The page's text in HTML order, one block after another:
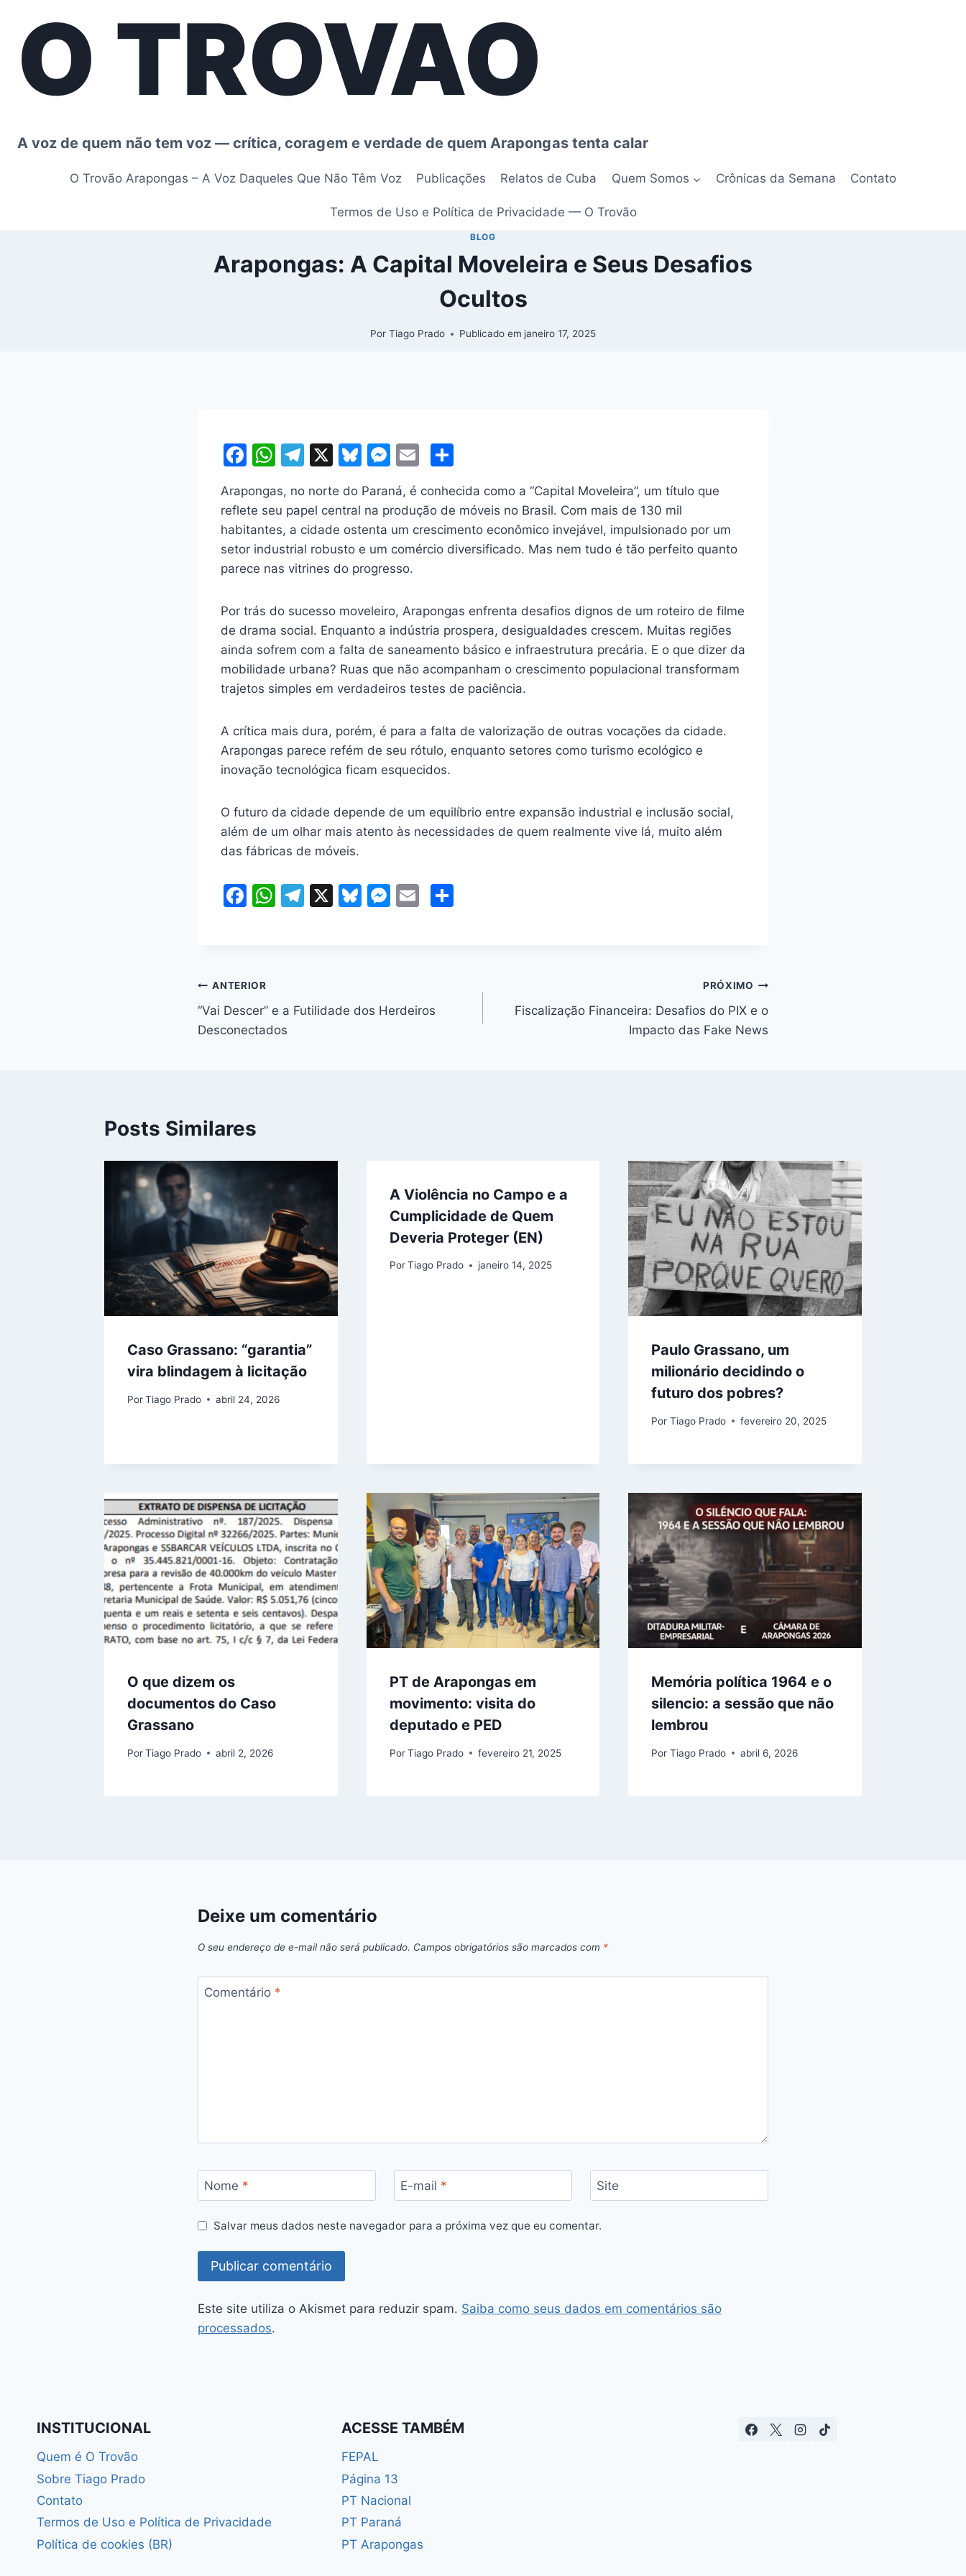
Conteúdo
O TROVAO
A voz de quem não tem voz — crítica, coragem e verdade de quem Arapongas tenta calar
O Trovão Arapongas – A Voz Daqueles Que Não Têm Voz Publicações Relatos de Cuba Quem Somos Crônicas da Semana Contato
Termos de Uso e Política de Privacidade — O Trovão
BLOG
Arapongas: A Capital Moveleira e Seus Desafios
Ocultos
Por Tiago Prado Publicado em janeiro 17, 2025
F
c
e
b
o
k
W
at
s
A
p
T
e
gr
a
m
X
Bl
e
s
k
y
M
s
s
e
n
er
E
ai
l
ar
e
Arapongas, no norte do Paraná, é conhecida como a “Capital Moveleira”, um título que
reflete seu papel central na produção de móveis no Brasil. Com mais de 130 mil
habitantes, a cidade ostenta um crescimento econômico invejável, impulsionado por um
setor industrial robusto e um comércio diversificado. Mas nem tudo é tão perfeito quanto
parece nas vitrines do progresso.
Por trás do sucesso moveleiro, Arapongas enfrenta desafios dignos de um roteiro de filme
de drama social. Enquanto a indústria prospera, desigualdades crescem. Muitas regiões
ainda sofrem com a falta de saneamento básico e infraestrutura precária. E o que dizer da
mobilidade urbana? Ruas que não acompanham o crescimento populacional transformam
trajetos simples em verdadeiros testes de paciência.
A crítica mais dura, porém, é para a falta de valorização de outras vocações da cidade.
Arapongas parece refém de seu rótulo, enquanto setores como turismo ecológico e
inovação tecnológica ficam esquecidos.
O futuro da cidade depende de um equilíbrio entre expansão industrial e inclusão social,
além de um olhar mais atento às necessidades de quem realmente vive lá, muito além
das fábricas de móveis.
F
b
o
o
W
p
p
T
m
X
Bl
y
M
n
E
Navegação
de
ANTERIOR
“Vai Descer” e a Futilidade dos Herdeiros
Desconectados
PRÓXIMO
Fiscalização Financeira: Desafios do PIX e o
Impacto das Fake News
Posts Similares
Caso Grassano: “garantia”
vira blindagem à licitação
PorTiago Prado abril 24, 2026
A Violência no Campo e a
Cumplicidade de Quem
Deveria Proteger (EN)
Por Tiago Prado janeiro 14, 2025
Paulo Grassano, um
milionário decidindo o
futuro dos pobres?
Por Tiago Prado fevereiro 20, 2025
O que dizem os
documentos do Caso
Grassano
PorTiago Prado abril 2, 2026
PT de Arapongas em
movimento: visita do
deputado e PED
Por Tiago Prado fevereiro 21, 2025
Memória política 1964 e o
silencio: a sessão que não
lembrou
Por Tiago Prado abril 6, 2026
Deixe um comentário
O seu endereço de e-mail não será publicado. Campos obrigatórios são marcados com *
Comentário *
Nome * E-mail * Site
Salvar meus dados neste navegador para a próxima vez que eu comentar.
Este site utiliza o Akismet para reduzir spam. Saiba como seus dados em comentários são
processados.
INSTITUCIONAL
Quem é O Trovão
Sobre Tiago Prado
Contato
Termos de Uso e Política de Privacidade
Política de cookies (BR)
ACESSE TAMBÉM
FEPAL
Página 13
PT Nacional
PT Paraná
PT Arapongas